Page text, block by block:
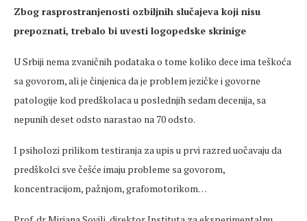
Zbog rasprostranjenosti ozbiljnih slučajeva koji nisu
prepoznati, trebalo bi uvesti logopedske skrinige
U Srbiji nema zvaničnih podataka o tome koliko dece ima teškoća
sa govorom, ali je činjenica da je problem jezičke i govorne
patologije kod predškolaca u poslednjih sedam decenija, sa
nepunih deset odsto narastao na 70 odsto.
I psiholozi prilikom testiranja za upis u prvi razred uočavaju da
predškolci sve češće imaju probleme sa govorom,
koncentracijom, pažnjom, grafomotorikom…